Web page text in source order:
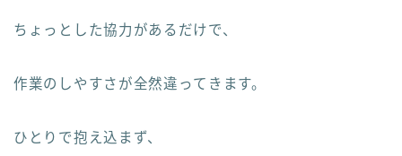
ちょっとした協力があるだけで、
作業のしやすさが全然違ってきます。
ひとりで抱え込まず、